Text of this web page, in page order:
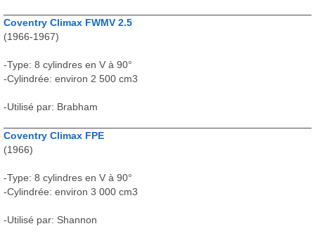
Coventry Climax FWMV 2.5
(1966-1967)
-Type: 8 cylindres en V à 90°
-Cylindrée: environ 2 500 cm3
-Utilisé par: Brabham
Coventry Climax FPE
(1966)
-Type: 8 cylindres en V à 90°
-Cylindrée: environ 3 000 cm3
-Utilisé par: Shannon